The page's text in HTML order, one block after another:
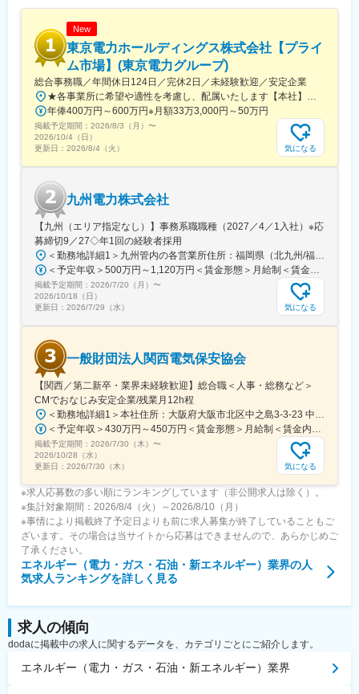
■研修について：
商品、設備についての研修動画の視聴から始めて頂き、自分のア
ポイント先に行く際は上司が同行します。個々人の業務習得状況
に合わせて、2ヶ月ほどで独り立ち可能です。
■やりがい：
ゼロから新規獲得することは少なく、銀行や大手保険会社からの
ご紹介になります。提案先は経営者や責任者など決裁者が多いた
＊インセンティブ制度：個人やチームの売上に応じて年4回支給さ
れます。年齢や性別に関係なく、能力・実績・努力に基づいてチ
ャレンジできる仕組みです。
■キャリアパス：
NEXYZ.グループは、志と情熱を持つ人物にチャンスを与える人事
制度を採用し、全国主要都市に拠点を設置。20代から営業所長や
支店長、執行役員、CEO、COO、CMOなどの要職に任命し、地
域貢献意識の高い人材とイノベーティブな経営者を育成していま
変更の範囲：会社の定める業務
New
東京電力ホールディングス株式会社【プライ
ム市場】(東京電力グループ)
総合事務職／年間休日124日／完休2日／未経験歓迎／安定企業
★各事業所に希望や適性を考慮し、配属いたします【本社】東京都千代田区内幸町1丁目1番3号※屋内原則禁煙（喫煙専用室設置あり）
年俸400万円～600万円※月額33万3,000円～50万円
掲載予定期間： 2026/8/3（月） 〜
2026/10/4（日）
更新日： 2026/8/4（火） 気になる
九州電力株式会社
【九州（エリア指定なし）】事務系職職種（2027／4／1入社）※応
募締切9／27◇年1回の経験者採用
＜勤務地詳細1＞九州管内の各営業所住所：福岡県（北九州/福岡地区）、佐賀県、長崎県、大分県、熊本県、宮崎県、鹿児島県 受動喫煙対策：屋内全面禁煙＜勤務地詳細2＞東京支社住所：東京都千代田区有楽町１-７-１ 有楽町電気ビルヂング北館７階勤務地最寄駅：京浜東北線／有楽町駅受動喫煙対策：屋内全面禁煙変更の範囲：会社の定める事業所（リモートワーク含む）
＜予定年収＞500万円～1,120万円＜賃金形態＞月給制＜賃金内訳＞月額（基本給）：200,000円～450,000円＜月給＞200,000円～450,000円＜昇給有無＞有＜残業手当＞有＜給与補足＞■賞与：年２回（6月、12月）、昇進：能力主義に基づく昇進管理※モデル年収（前年度実績に基づいて算出（時間外20時間程度/月 想定、賞与込み、扶養手当、その他手当含まず））：・33歳・主任クラス 年収：700～760 万円程度・41歳・副長クラス 年収：1,030～1,120 万円程度賃金はあくまでも目安の金額であり、選考を通じて上下する可能性があります。月給(月額)は固定手当を含めた表記です。
掲載予定期間： 2026/7/20（月） 〜
2026/10/18（日）
更新日： 2026/7/29（水） 気になる
一般財団法人関西電気保安協会
【関西／第二新卒・業界未経験歓迎】総合職＜人事・総務など＞
CMでおなじみ安定企業/残業月12h程
＜勤務地詳細1＞本社住所：大阪府大阪市北区中之島3-3-23 中之島ダイビル10F・11F受動喫煙対策：屋内全面禁煙＜勤務地詳細2＞関西2府4県内住所：※住所を加味し、近隣の支店へ配属します 受動喫煙対策：敷地内喫煙可能場所あり変更の範囲：会社の定める事業所
＜予定年収＞430万円～450万円＜賃金形態＞月給制＜賃金内訳＞月額（基本給）：250,000円～262,600円＜月給＞250,000円～262,600円＜昇給有無＞有＜残業手当＞有＜給与補足＞※選考内で経験・スキルを含め判断し算出いたします・賞与：年2回（6月、12月）・昇給：年1回（4月）※内訳：月額×12ヶ月＋賞与（目安5.2ヶ月）賃金はあくまでも目安の金額であり、選考を通じて上下する可能性があります。月給(月額)は固定手当を含めた表記です。
掲載予定期間： 2026/7/30（木） 〜
2026/10/28（水）
更新日： 2026/7/30（木） 気になる
※求人応募数の多い順にランキングしています（非公開求人は除く）。
※集計対象期間：2026/8/4（火）～2026/8/10（月）
※事情により掲載終了予定日よりも前に求人募集が終了していることもご
ざいます。その場合は当サイトから応募はできませんので、あらかじめご
了承ください。
エネルギー（電力・ガス・石油・新エネルギー）業界の人
気求人ランキングを詳しく見る
求人の傾向
dodaに掲載中の求人に関するデータを、カテゴリごとにご紹介します。
エネルギー（電力・ガス・石油・新エネルギー）業界